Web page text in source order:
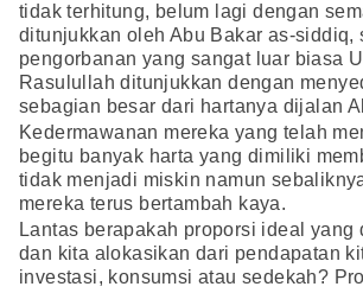
tidak terhitung, belum lagi dengan
ditunjukkan oleh Abu Bakar as-siddiq,
pengorbanan yang sangat luar biasa
Rasulullah ditunjukkan dengan
sebagian besar dari hartanya dijalan
Kedermawanan mereka yang telah
begitu banyak harta yang dimiliki
tidak menjadi miskin namun
mereka terus bertambah kaya.
Lantas berapakah proporsi ideal yang
dan kita alokasikan dari pendapatan
investasi, konsumsi atau sedekah?